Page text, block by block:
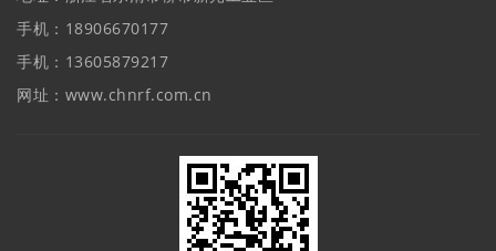
手机：18906670177
手机：13605879217
网址：www.chnrf.com.cn